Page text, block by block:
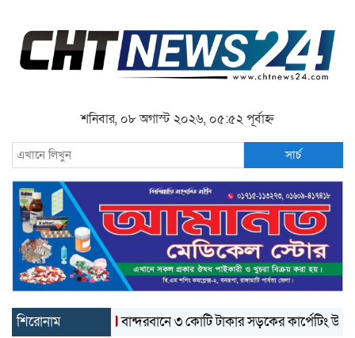
শনিবার, ০৮ অগাস্ট ২০২৬, ০৫:৫২ পূর্বাহ্ন
সার্চ
শিরোনাম বান্দরবানে ৩ কোটি টাকার সড়কের কার্পেটিং উঠে